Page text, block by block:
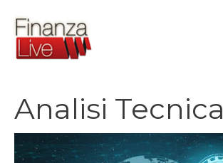
contenuto
Analisi Tecnica